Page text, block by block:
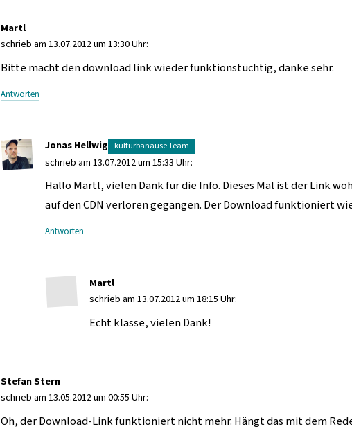
Martl
schrieb am 13.07.2012 um 13:30 Uhr:
Bitte macht den download link wieder funktionstüchtig, danke sehr.
Antworten
Jonas Hellwig
schrieb am 13.07.2012 um 15:33 Uhr:
Hallo Martl, vielen Dank für die Info. Dieses Mal ist der Link
auf den CDN verloren gegangen. Der Download funktioniert
Antworten
Martl
schrieb am 13.07.2012 um 18:15 Uhr:
Echt klasse, vielen Dank!
Stefan Stern
schrieb am 13.05.2012 um 00:55 Uhr:
Oh, der Download-Link funktioniert nicht mehr. Hängt das mit dem